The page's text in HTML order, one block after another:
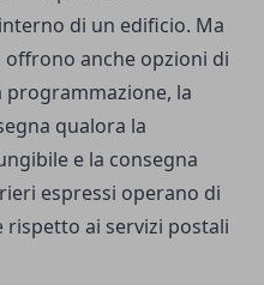
di un edificio. Ma
anche opzioni di
programmazione, la
qualora la
e la consegna
espressi operano di
ai servizi postali